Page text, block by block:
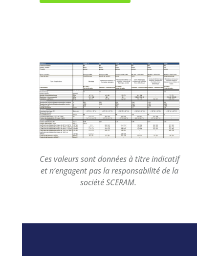
Ces valeurs sont données à titre indicatif
et n’engagent pas la responsabilité de la
société SCERAM.